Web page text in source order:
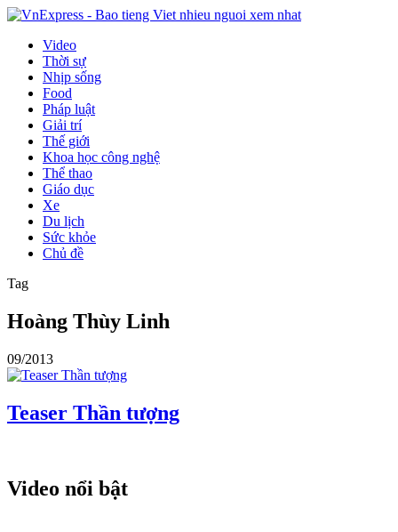
Video
Thời sự
Nhịp sống
Food
Pháp luật
Giải trí
Thế giới
Khoa học công nghệ
Thể thao
Giáo dục
Xe
Du lịch
Sức khỏe
Chủ đề
Tag
Hoàng Thùy Linh
09/2013
Teaser Thần tượng
Video nổi bật